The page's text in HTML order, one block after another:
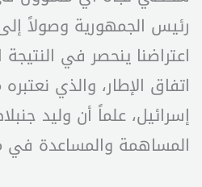
رئيس الجمهورية وصولاً
اعتراضنا ينحصر في
اتفاق الإطار، والذي
إسرائيل، علماً أن وليد
المساهمة والمساعدة في